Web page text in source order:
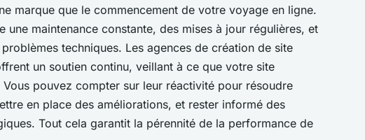
marque que le commencement de votre voyage en ligne.
une maintenance constante, des mises à jour régulières, et
techniques. Les agences de création de site
un soutien continu, veillant à ce que votre site
pouvez compter sur leur réactivité pour résoudre
en place des améliorations, et rester informé des
Tout cela garantit la pérennité de la performance de